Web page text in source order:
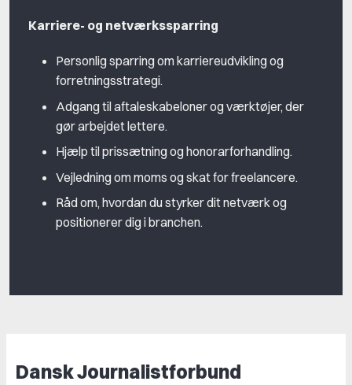
Karriere- og netværkssparring
Personlig sparring om karriereudvikling og
forretningsstrategi.
Adgang til aftaleskabeloner og værktøjer, der
gør arbejdet lettere.
Hjælp til prissætning og honorarforhandling.
Vejledning om moms og skat for freelancere.
Råd om, hvordan du styrker dit netværk og
positionerer dig i branchen.
Dansk Journalistforbund